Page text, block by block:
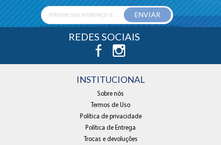
ENVIAR
REDES SOCIAIS
INSTITUCIONAL
Sobre nós
Termos de Uso
Política de privacidade
Política de Entrega
Trocas e devoluções